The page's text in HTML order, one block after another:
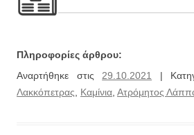
Πληροφορίες άρθρου:
Αναρτήθηκε στις29.10.2021 |
Λακκόπετρας, Καμίνια, Ατρόμητος